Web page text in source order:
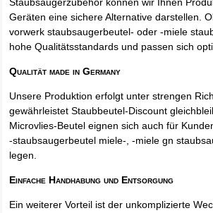
Staubsaugerzubehör können wir Ihnen
Geräten eine sichere Alternative darstellen.
vorwerk staubsaugerbeutel- oder -miele
hohe Qualitätsstandards und passen sich
Qualität made in Germany
Unsere Produktion erfolgt unter strengen
gewährleistet Staubbeutel-Discount
Microvlies-Beutel eignen sich auch für
-staubsaugerbeutel miele-, -miele gn
legen.
Einfache Handhabung und Entsorgung
Ein weiterer Vorteil ist der unkomplizierte